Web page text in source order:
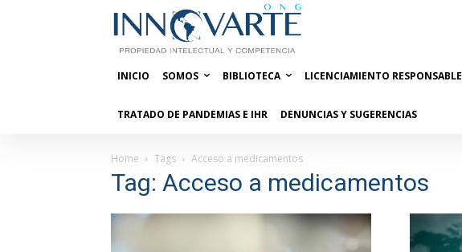
INICIO SOMOS BIBLIOTECA LICENCIAMIENTO RESPONSABLE
TRATADO DE PANDEMIAS E IHR DENUNCIAS Y SUGERENCIAS
Home Tags Acceso a medicamentos
Tag: Acceso a medicamentos